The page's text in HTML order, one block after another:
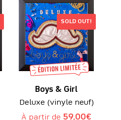
SOLD OUT!
Boys & Girl
Deluxe (vinyle neuf)
À partir de 59,00€